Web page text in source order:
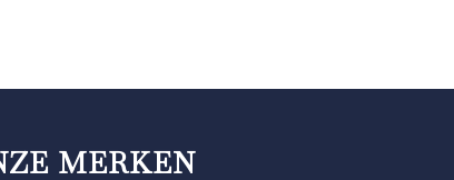
MERKEN